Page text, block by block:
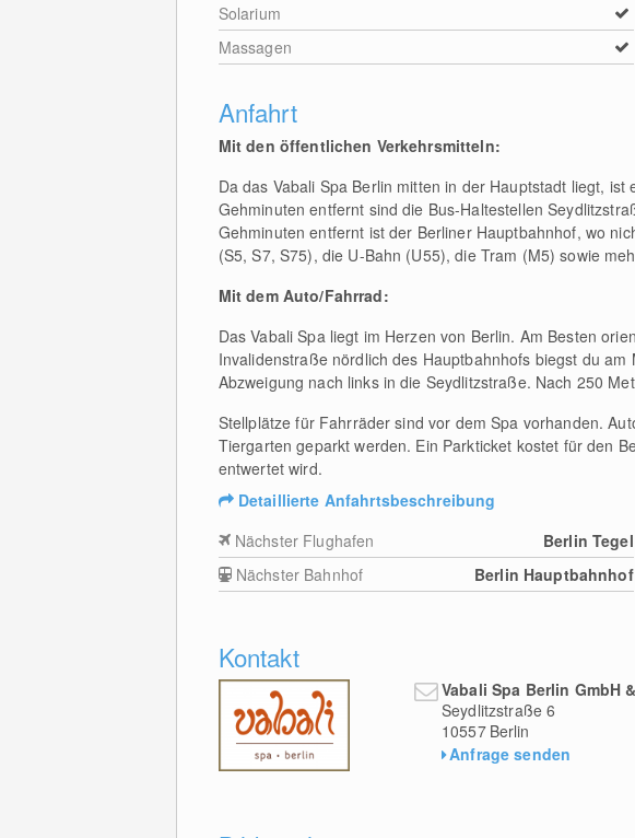
Solarium
Massagen
Anfahrt
Mit den öffentlichen Verkehrsmitteln:
Da das Vabali Spa Berlin mitten in der Hauptstadt liegt,
Gehminuten entfernt sind die Bus-Haltestellen
Gehminuten entfernt ist der Berliner Hauptbahnhof, wo
(S5, S7, S75), die U-Bahn (U55), die Tram (M5) sowie
Mit dem Auto/Fahrrad:
Das Vabali Spa liegt im Herzen von Berlin. Am Besten
Invalidenstraße nördlich des Hauptbahnhofs biegst du
Abzweigung nach links in die Seydlitzstraße. Nach 250
Stellplätze für Fahrräder sind vor dem Spa vorhanden.
Tiergarten geparkt werden. Ein Parkticket kostet für den
entwertet wird.
Detaillierte Anfahrtsbeschreibung
Nächster Flughafen
Berlin Tegel
Nächster Bahnhof
Berlin Hauptbahnhof
Kontakt
Vabali Spa Berlin GmbH
Seydlitzstraße 6
10557 Berlin
Anfrage senden